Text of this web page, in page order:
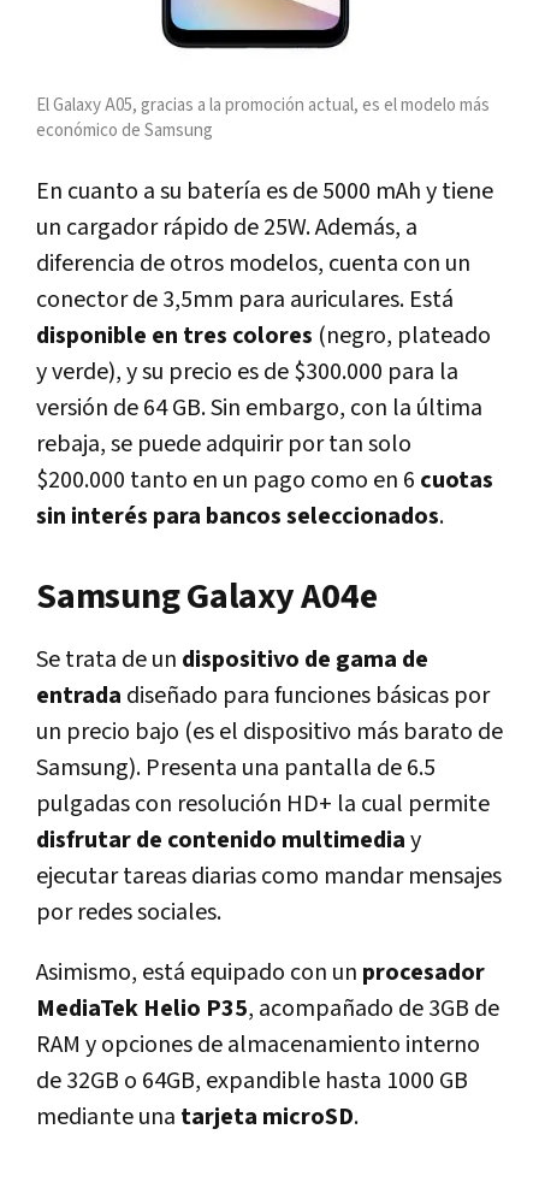
El Galaxy A05, gracias a la promoción actual, es el modelo más
económico de Samsung
En cuanto a su batería es de 5000 mAh y tiene
un cargador rápido de 25W. Además, a
diferencia de otros modelos, cuenta con un
conector de 3,5mm para auriculares. Está
disponible en tres colores (negro, plateado
y verde), y su precio es de $300.000 para la
versión de 64 GB. Sin embargo, con la última
rebaja, se puede adquirir por tan solo
$200.000 tanto en un pago como en 6 cuotas
sin interés para bancos seleccionados.
Samsung Galaxy A04e
Se trata de un dispositivo de gama de
entrada diseñado para funciones básicas por
un precio bajo (es el dispositivo más barato de
Samsung). Presenta una pantalla de 6.5
pulgadas con resolución HD+ la cual permite
disfrutar de contenido multimediay
ejecutar tareas diarias como mandar mensajes
por redes sociales.
Asimismo, está equipado con un procesador
MediaTek Helio P35, acompañado de 3GB de
RAM y opciones de almacenamiento interno
de 32GB o 64GB, expandible hasta 1000 GB
mediante una tarjeta microSD.